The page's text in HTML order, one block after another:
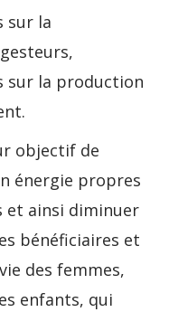
sur la
sur la production
objectif de
énergie propres
et ainsi diminuer
bénéficiaires et
des femmes,
enfants, qui